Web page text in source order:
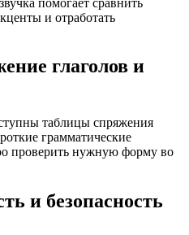
и отработать
глаголов и
таблицы спряжения
грамматические
проверить нужную форму во
и безопасность